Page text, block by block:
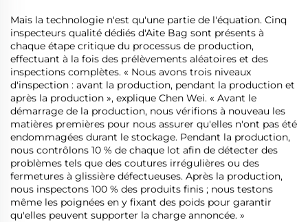
Mais la technologie n'est qu'une partie de l'équation. Cinq
inspecteurs qualité dédiés d'Aite Bag sont présents à
chaque étape critique du processus de production,
effectuant à la fois des prélèvements aléatoires et des
inspections complètes. « Nous avons trois niveaux
d'inspection : avant la production, pendant la production et
après la production », explique Chen Wei. « Avant le
démarrage de la production, nous vérifions à nouveau les
matières premières pour nous assurer qu'elles n'ont pas été
endommagées durant le stockage. Pendant la production,
nous contrôlons 10 % de chaque lot afin de détecter des
problèmes tels que des coutures irrégulières ou des
fermetures à glissière défectueuses. Après la production,
nous inspectons 100 % des produits finis ; nous testons
même les poignées en y fixant des poids pour garantir
qu'elles peuvent supporter la charge annoncée. »